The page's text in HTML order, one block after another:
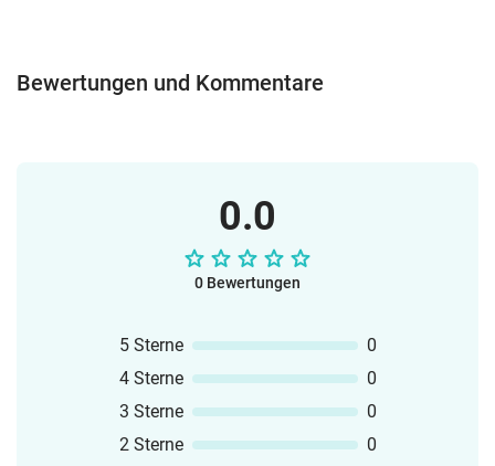
Bewertungen und Kommentare
0.0
0 Bewertungen
5 Sterne
0
4 Sterne
0
3 Sterne
0
2 Sterne
0